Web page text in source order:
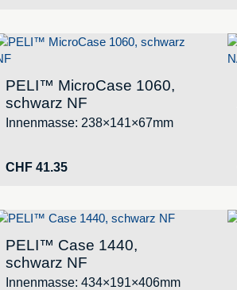
PELI™ MicroCase 1060,
schwarz NF
Innenmasse: 238×141×67mm
CHF41.35
PELI™ Case 1440,
schwarz NF
Innenmasse: 434×191×406mm